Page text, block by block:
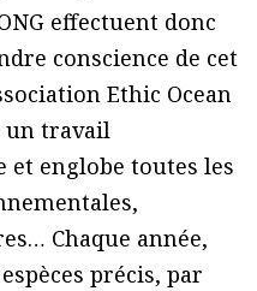
effectuent donc
conscience de cet
Ethic Ocean
un travail
englobe toutes les
Chaque année,
précis, par